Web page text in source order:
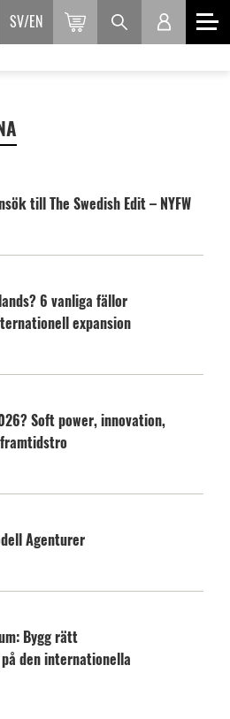
SV EN
till The Swedish Edit – NYFW
6 vanliga fällor
expansion
Soft power, innovation,
Agenturer
Bygg rätt
den internationella